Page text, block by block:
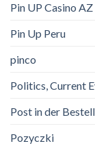
Pin UP Casino AZ
Pin Up Peru
pinco
Politics, Current
Post in der
Pozyczki